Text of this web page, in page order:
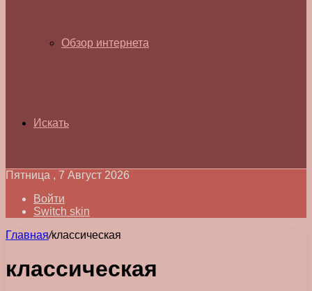
Обзор интернета
Искать
Пятница , 7 Август 2026
Войти
Switch skin
Главная/классическая
классическая